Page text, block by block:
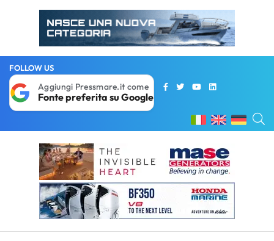
FOLLOW US
Aggiungi Pressmare.it come
Fonte preferita su Google